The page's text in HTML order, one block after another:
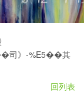
司》-%E5��其
回列表